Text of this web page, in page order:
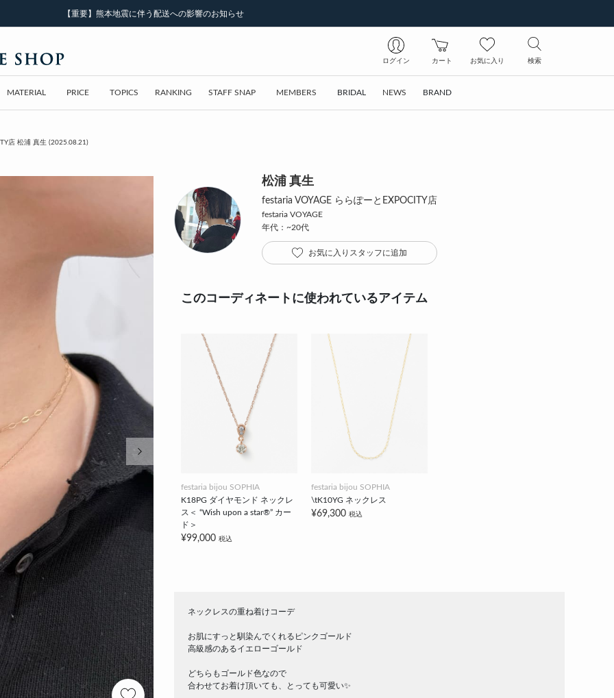
【重要】熊本地震に伴う配送への影響のお知らせ
ログイン カート お気に入り 検索
MATERIAL PRICE TOPICS RANKING STAFF SNAP MEMBERS BRIDAL NEWS BRAND
店 松浦 真生 (2025.08.21)
松浦 真生
festaria VOYAGE ららぽーとEXPOCITY店
festaria VOYAGE
年代：~20代
お気に入りスタッフに追加
このコーディネートに使われているアイテム
festaria bijou SOPHIA
K18PG ダイヤモンド ネックレ
ス＜ “Wish upon a star®” カー
ド＞
¥99,000 税込
festaria bijou SOPHIA
\tK10YG ネックレス
¥69,300 税込
ネックレスの重ね着けコーデ
お肌にすっと馴染んでくれるピンクゴールド
高級感のあるイエローゴールド
どちらもゴールド色なので
合わせてお着け頂いても、とっても可愛い✨️